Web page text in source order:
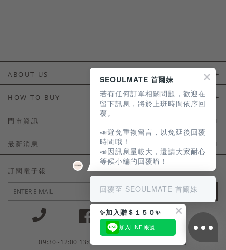
ABOUT US
HOW TO BUY
如何購買
會員常見問題
訂單常見問題
商品售後服務
電子發票
門市資訊
門市資訊
最新消息
LINE官方會員活動
訂閱電子報
JOIN
09:30~12:00 13:00~18:30 / Mon - Fri(例假日除外)
SEOULMATE 首爾妹
若有任何訂單相關問題，歡迎在
留下訊息，將於上班時間依序回
覆。
📣避免重複留言，以免延後回覆
時間哦！
📣因訊息量較大，還請大家耐心
等候小編的回覆唷！
回覆至 SEOULMATE 首爾妹
✨加入贈＄１５０✨
加入LINE 帳號